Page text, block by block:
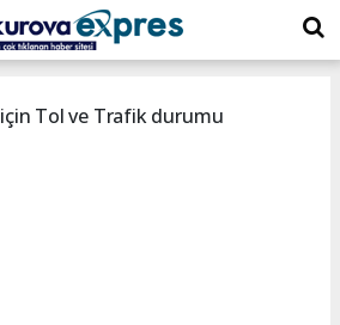
için Tol ve Trafik durumu